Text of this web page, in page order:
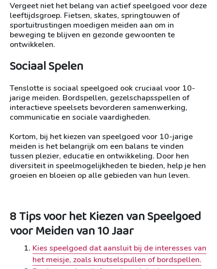
Vergeet niet het belang van actief speelgoed voor deze
leeftijdsgroep. Fietsen, skates, springtouwen of
sportuitrustingen moedigen meiden aan om in
beweging te blijven en gezonde gewoonten te
ontwikkelen.
Sociaal Spelen
Tenslotte is sociaal speelgoed ook cruciaal voor 10-
jarige meiden. Bordspellen, gezelschapsspellen of
interactieve speelsets bevorderen samenwerking,
communicatie en sociale vaardigheden.
Kortom, bij het kiezen van speelgoed voor 10-jarige
meiden is het belangrijk om een balans te vinden
tussen plezier, educatie en ontwikkeling. Door hen
diversiteit in speelmogelijkheden te bieden, help je hen
groeien en bloeien op alle gebieden van hun leven.
8 Tips voor het Kiezen van Speelgoed
voor Meiden van 10 Jaar
Kies speelgoed dat aansluit bij de interesses van
het meisje, zoals knutselspullen of bordspellen.